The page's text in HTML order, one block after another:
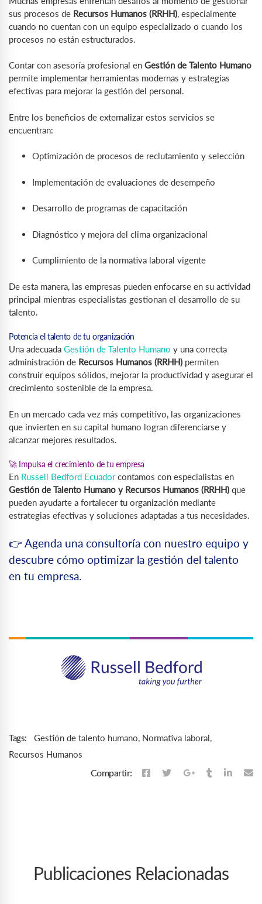
sus procesos de Recursos Humanos (RRHH) , especialmente
cuando no cuentan con un equipo especializado o cuando los
procesos no están estructurados.
Contar con asesoría profesional en Gestión de Talento Humano
permite implementar herramientas modernas y estrategias
efectivas para mejorar la gestión del personal.
Entre los beneficios de externalizar estos servicios se
encuentran:
Optimización de procesos de reclutamiento y selección
Implementación de evaluaciones de desempeño
Desarrollo de programas de capacitación
Diagnóstico y mejora del clima organizacional
Cumplimiento de la normativa laboral vigente
De esta manera, las empresas pueden enfocarse en su actividad
principal mientras especialistas gestionan el desarrollo de su
talento.
Potencia el talento de tu organización
Una adecuada Gestión de Talento Humano y una correcta
administración de Recursos Humanos (RRHH) permiten
construir equipos sólidos, mejorar la productividad y asegurar el
crecimiento sostenible de la empresa.
En un mercado cada vez más competitivo, las organizaciones
que invierten en su capital humano logran diferenciarse y
alcanzar mejores resultados.
🚀 Impulsa el crecimiento de tu empresa
En Russell Bedford Ecuadorcontamos con especialistas en
Gestión de Talento Humano y Recursos Humanos (RRHH) que
pueden ayudarte a fortalecer tu organización mediante
estrategias efectivas y soluciones adaptadas a tus necesidades.
👉 Agenda una consultoría con nuestro equipo y
descubre cómo optimizar la gestión del talento
en tu empresa.
Tags: Gestión de talento humano, Normativa laboral,
Recursos Humanos
Compartir:
Publicaciones Relacionadas